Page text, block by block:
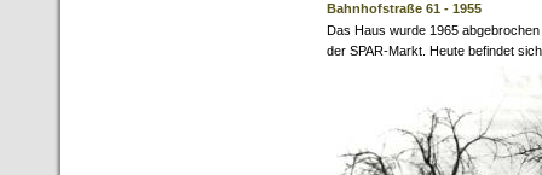
Bahnhofstraße 61 - 1955
Das Haus wurde 1965
der SPAR-Markt. Heute befindet